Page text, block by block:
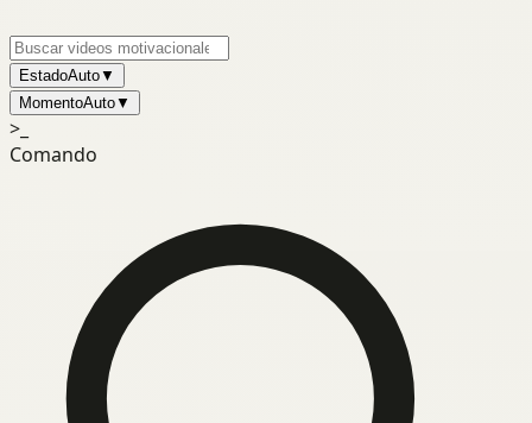
EstadoAuto▼
MomentoAuto▼
>_
Comando